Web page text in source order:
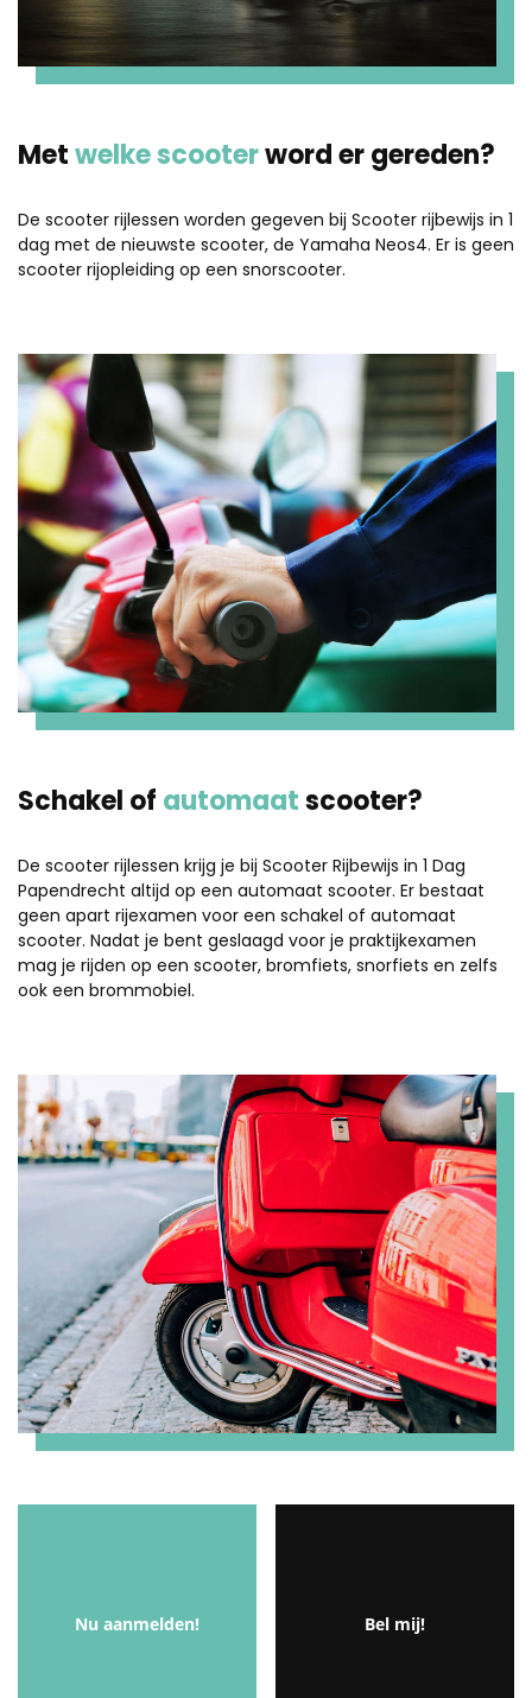
Metwelke scooterword er gereden?
De scooter rijlessen worden gegeven bij Scooter rijbewijs in 1
dag met de nieuwste scooter, de Yamaha Neos4. Er is geen
scooter rijopleiding op een snorscooter.
Schakel of automaatscooter?
De scooter rijlessen krijg je bij Scooter Rijbewijs in 1 Dag
Papendrecht altijd op een automaat scooter. Er bestaat
geen apart rijexamen voor een schakel of automaat
scooter. Nadat je bent geslaagd voor je praktijkexamen
mag je rijden op een scooter, bromfiets, snorfiets en zelfs
ook een brommobiel.
Nu aanmelden! Bel mij!